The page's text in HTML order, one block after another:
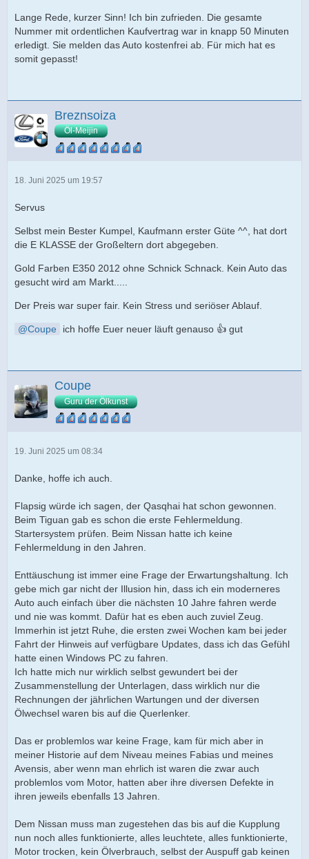
Lange Rede, kurzer Sinn! Ich bin zufrieden. Die gesamte
Nummer mit ordentlichen Kaufvertrag war in knapp 50 Minuten
erledigt. Sie melden das Auto kostenfrei ab. Für mich hat es
somit gepasst!
Breznsoiza
Öl-Meijin
18. Juni 2025 um 19:57
Servus
Selbst mein Bester Kumpel, Kaufmann erster Güte ^^, hat dort
die E KLASSE der Großeltern dort abgegeben.
Gold Farben E350 2012 ohne Schnick Schnack. Kein Auto das
gesucht wird am Markt.....
Der Preis war super fair. Kein Stress und seriöser Ablauf.
Coupe ich hoffe Euer neuer läuft genauso 👍 gut
Coupe
Guru der Ölkunst
19. Juni 2025 um 08:34
Danke, hoffe ich auch.
Flapsig würde ich sagen, der Qasqhai hat schon gewonnen.
Beim Tiguan gab es schon die erste Fehlermeldung.
Startersystem prüfen. Beim Nissan hatte ich keine
Fehlermeldung in den Jahren.
Enttäuschung ist immer eine Frage der Erwartungshaltung. Ich
gebe mich gar nicht der Illusion hin, dass ich ein moderneres
Auto auch einfach über die nächsten 10 Jahre fahren werde
und nie was kommt. Dafür hat es eben auch zuviel Zeug.
Immerhin ist jetzt Ruhe, die ersten zwei Wochen kam bei jeder
Fahrt der Hinweis auf verfügbare Updates, dass ich das Gefühl
hatte einen Windows PC zu fahren.
Ich hatte mich nur wirklich selbst gewundert bei der
Zusammenstellung der Unterlagen, dass wirklich nur die
Rechnungen der jährlichen Wartungen und der diversen
Ölwechsel waren bis auf die Querlenker.
Das er problemlos war keine Frage, kam für mich aber in
meiner Historie auf dem Niveau meines Fabias und meines
Avensis, aber wenn man ehrlich ist waren die zwar auch
problemlos vom Motor, hatten aber ihre diversen Defekte in
ihren jeweils ebenfalls 13 Jahren.
Dem Nissan muss man zugestehen das bis auf die Kupplung
nun noch alles funktionierte, alles leuchtete, alles funktionierte,
Motor trocken, kein Ölverbrauch, selbst der Auspuff gab keinen